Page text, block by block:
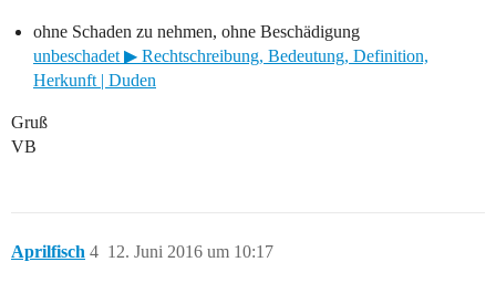
ohne Schaden zu nehmen, ohne Beschädigung
unbeschadet ▶ Rechtschreibung, Bedeutung, Definition,
Herkunft | Duden
Gruß
VB
Aprilfisch 12. Juni 2016 um 10:17
4